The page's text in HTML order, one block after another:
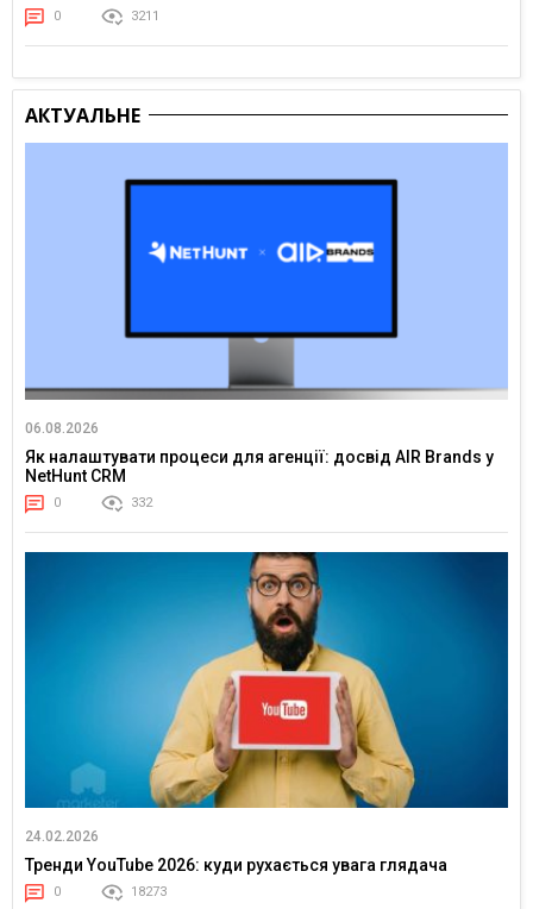
0 3211
АКТУАЛЬНЕ
06.08.2026
Як налаштувати процеси для агенції: досвід AIR Brands у
NetHunt CRM
0 332
24.02.2026
Тренди YouTube 2026: куди рухається увага глядача
0 18273